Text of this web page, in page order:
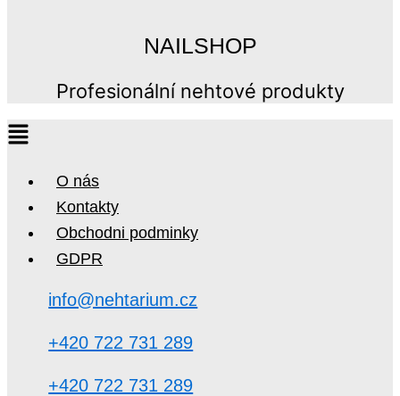
NAILSHOP
Profesionální nehtové produkty
O nás
Kontakty
Obchodni podminky
GDPR
info@nehtarium.cz
+420 722 731 289
+420 722 731 289